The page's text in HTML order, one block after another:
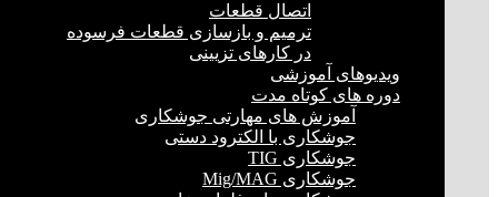
اتصال قطعات
ترمیم و بازسازی قطعات فرسوده
در کارهای تزیینی
ویدیوهای آموزشی
دوره های کوتاه مدت
آموزش های مهارتی جوشکاری
جوشکاری با الکترود دستی
جوشکاری TIG
جوشکاری Mig/MAG